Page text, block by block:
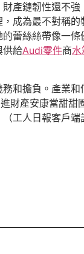
產鏈韌性還不
，成為最不對稱
蕾絲絲帶像一
供給Audi零件商水
和擔負。產業
財產安康當甜甜
（工人日報客戶